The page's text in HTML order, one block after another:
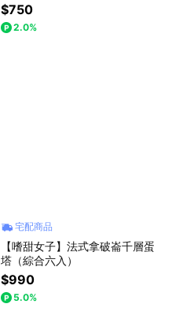
$750
2.0%
宅配商品
【嗜甜女子】法式拿破崙千層蛋
塔（綜合六入）
$990
5.0%